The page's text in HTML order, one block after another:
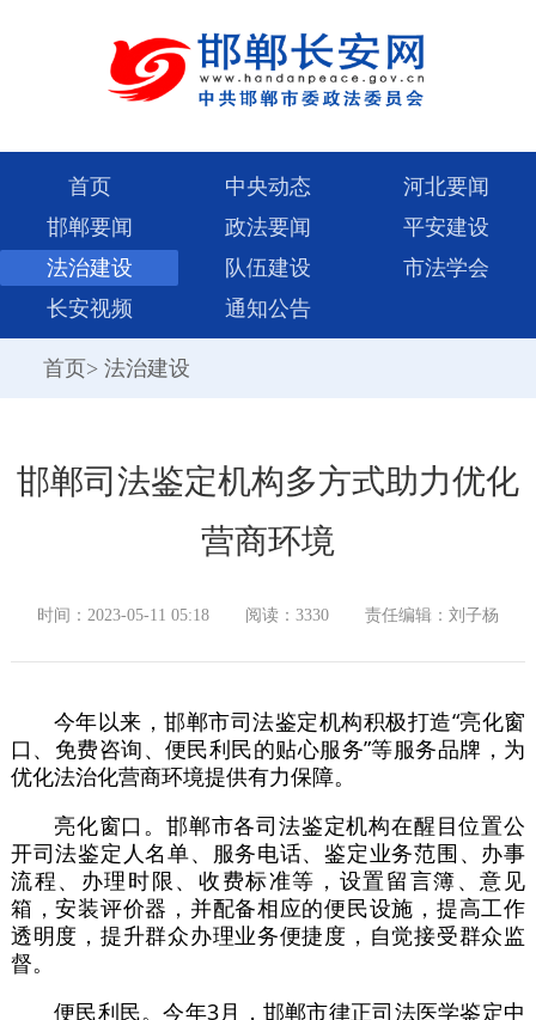
首页 中央动态
河北要闻
邯郸要闻
政法要闻
平安建设
法治建设
队伍建设
市法学会
长安视频
通知公告
首页> 法治建设
邯郸司法鉴定机构多方式助力优化
营商环境
时间：2023-05-11 05:18 阅读：3330 责任编辑：刘子杨
今年以来，邯郸市司法鉴定机构积极打造“亮化窗
口、免费咨询、便民利民的贴心服务”等服务品牌，为
优化法治化营商环境提供有力保障。
亮化窗口。邯郸市各司法鉴定机构在醒目位置公
开司法鉴定人名单、服务电话、鉴定业务范围、办事
流程、办理时限、收费标准等，设置留言簿、意见
箱，安装评价器，并配备相应的便民设施，提高工作
透明度，提升群众办理业务便捷度，自觉接受群众监
督。
便民利民。今年3月，邯郸市律正司法医学鉴定中